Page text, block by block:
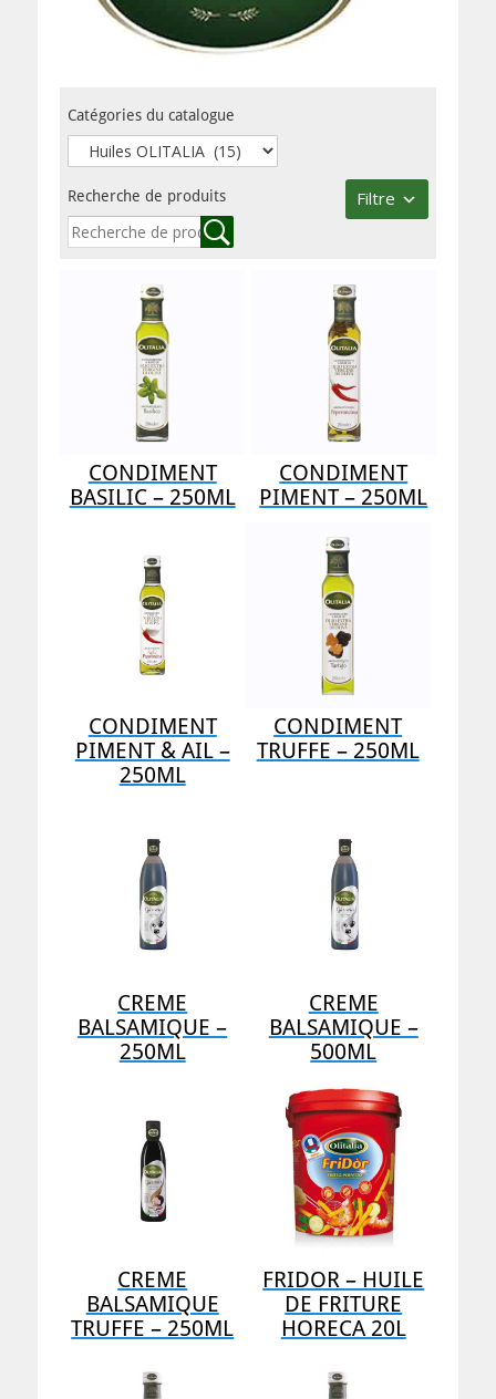
Catégories du catalogue
Recherche de produits Filtre
CONDIMENT
BASILIC – 250ML
CONDIMENT
PIMENT – 250ML
CONDIMENT
PIMENT & AIL –
250ML
CONDIMENT
TRUFFE – 250ML
CREME
BALSAMIQUE –
250ML
CREME
BALSAMIQUE –
500ML
CREME
BALSAMIQUE
TRUFFE – 250ML
FRIDOR – HUILE
DE FRITURE
HORECA 20L